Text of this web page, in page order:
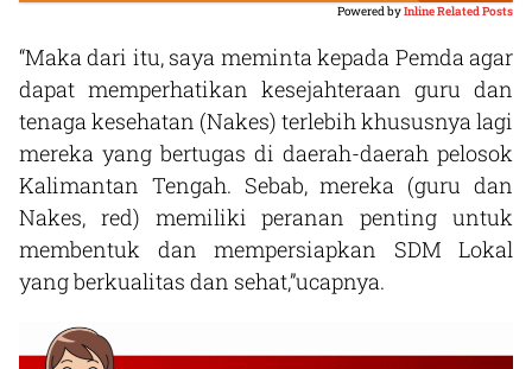
Powered byInline Related Posts
“Maka dari itu, saya meminta kepada Pemda agar
dapat memperhatikan kesejahteraan guru dan
tenaga kesehatan (Nakes) terlebih khususnya lagi
mereka yang bertugas di daerah-daerah pelosok
Kalimantan Tengah. Sebab, mereka (guru dan
Nakes, red) memiliki peranan penting untuk
membentuk dan mempersiapkan SDM Lokal
yang berkualitas dan sehat,”ucapnya.